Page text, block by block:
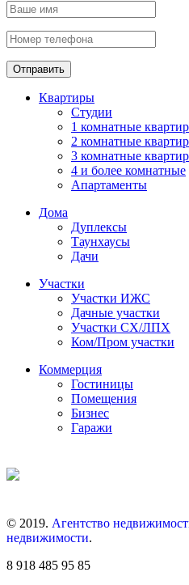
Отправить
Квартиры
Студии
1 комнатные
2 комнатные
3 комнатные
4 и более комнатные
Апартаменты
Дома
Дуплексы
Таунхаусы
Дачи
Участки
Участки ИЖС
Дачные участки
Участки СХ/ЛПХ
Ком/Пром участки
Коммерция
Гостиницы
Помещения
Бизнес
Гаражи
© 2019. Агентство
недвижимости.
8 918 485 95 85